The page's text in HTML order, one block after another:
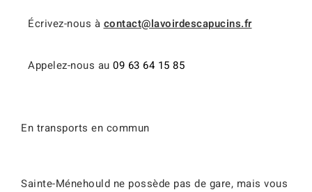
Écrivez-nous à contact@lavoirdescapucins.fr
Appelez-nous au 09 63 64 15 85
En transports en commun
Sainte-Ménehould ne possède pas de gare, mais vous